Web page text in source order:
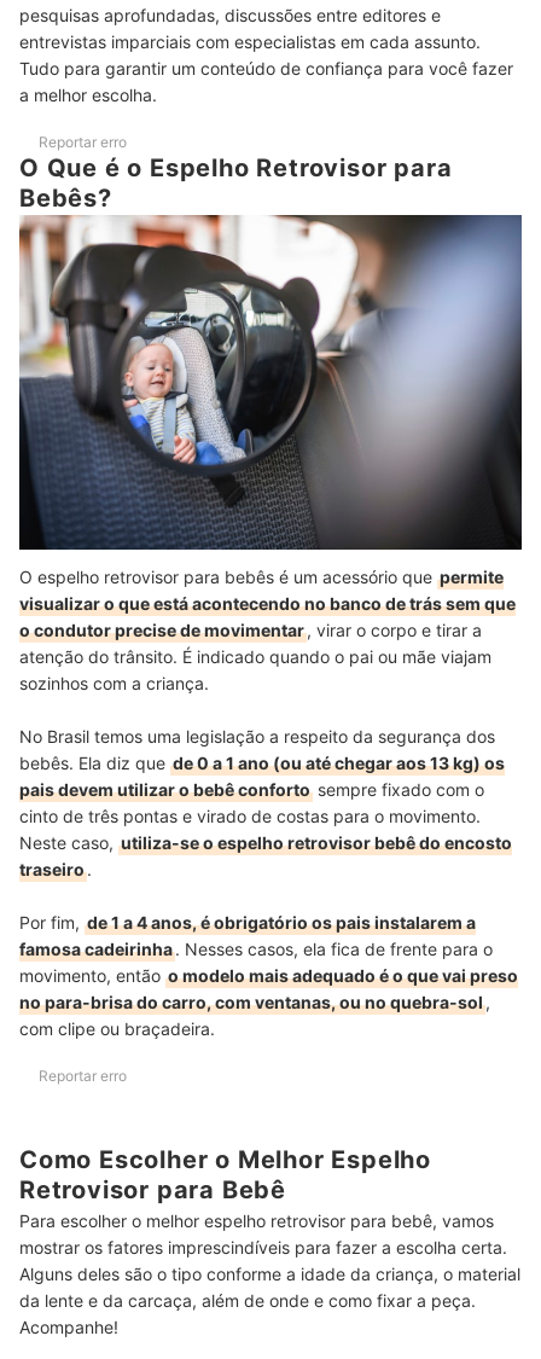
Como Usar e Limpar o Espelho Retrovisor para Bebê?
Confira Também Indicações de Outros Produtos Veiculares para
Bebês
pesquisas aprofundadas, discussões entre editores e
entrevistas imparciais com especialistas em cada assunto.
Tudo para garantir um conteúdo de confiança para você fazer
a melhor escolha.
Reportar erro
O Que é o Espelho Retrovisor para
Bebês?
O espelho retrovisor para bebês é um acessório que permite
visualizar o que está acontecendo no banco de trás sem que
o condutor precise de movimentar, virar o corpo e tirar a
atenção do trânsito. É indicado quando o pai ou mãe viajam
sozinhos com a criança.
No Brasil temos uma legislação a respeito da segurança dos
bebês. Ela diz que de 0 a 1 ano (ou até chegar aos 13 kg) os
pais devem utilizar o bebê conforto sempre fixado com o
cinto de três pontas e virado de costas para o movimento.
Neste caso, utiliza-se o espelho retrovisor bebê do encosto
traseiro.
Por fim, de 1 a 4 anos, é obrigatório os pais instalarem a
famosa cadeirinha. Nesses casos, ela fica de frente para o
movimento, então o modelo mais adequado é o que vai preso
no para-brisa do carro, com ventanas, ou no quebra-sol,
com clipe ou braçadeira.
Reportar erro
Como Escolher o Melhor Espelho
Retrovisor para Bebê
Para escolher o melhor espelho retrovisor para bebê, vamos
mostrar os fatores imprescindíveis para fazer a escolha certa.
Alguns deles são o tipo conforme a idade da criança, o material
da lente e da carcaça, além de onde e como fixar a peça.
Acompanhe!